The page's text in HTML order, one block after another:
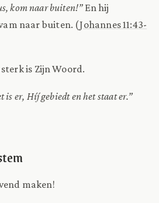
kom naar buiten!”En hij
naar buiten. (Johannes 11:43-
is Zijn Woord.
is er, Híj gebiedt en het staat er.”
maken!